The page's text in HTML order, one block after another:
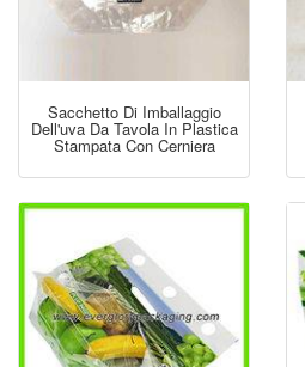
Sacchetto Di Imballaggio
Dell'uva Da Tavola In Plastica
Stampata Con Cerniera